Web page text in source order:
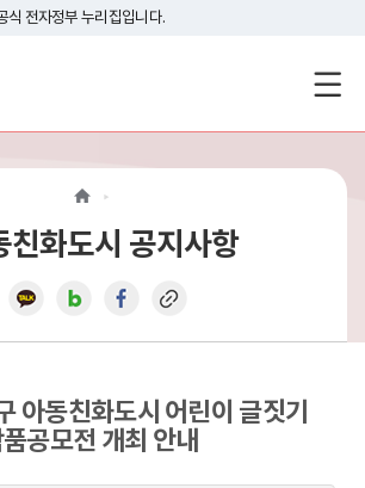
식 전자정부 누리집입니다.
친화도시 공지사항
아동친화도시 어린이 글짓기
공모전 개최 안내